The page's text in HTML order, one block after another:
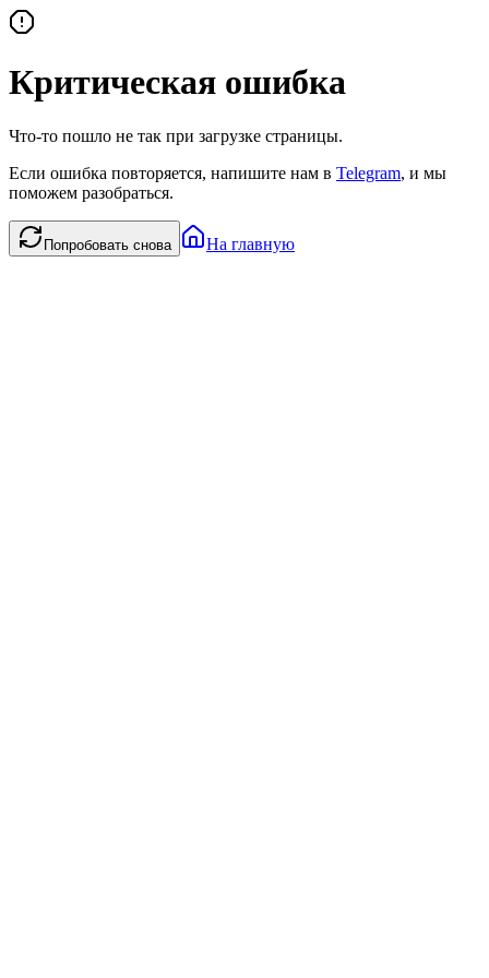
Критическая ошибка
Что-то пошло не так при загрузке страницы.
Если ошибка повторяется, напишите нам в Telegram, и мы
поможем разобраться.
Попробовать снова На главную